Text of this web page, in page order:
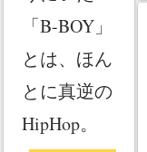
「B-BOY」
とは、ほん
とに真逆の
HipHop。